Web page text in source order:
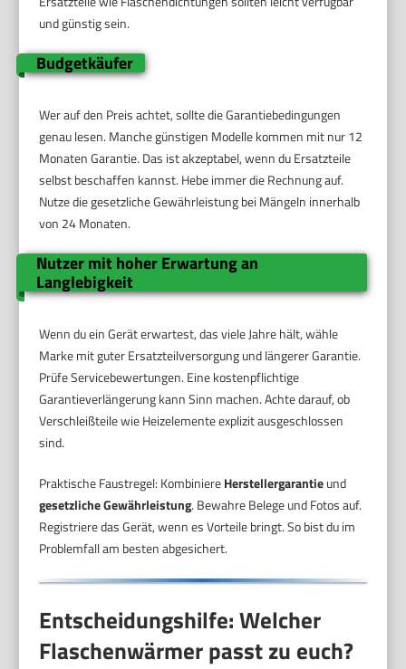
und günstig sein.
Budgetkäufer
Wer auf den Preis achtet, sollte die Garantiebedingungen
genau lesen. Manche günstigen Modelle kommen mit nur 12
Monaten Garantie. Das ist akzeptabel, wenn du Ersatzteile
selbst beschaffen kannst. Hebe immer die Rechnung auf.
Nutze die gesetzliche Gewährleistung bei Mängeln innerhalb
von 24 Monaten.
Nutzer mit hoher Erwartung an
Langlebigkeit
Wenn du ein Gerät erwartest, das viele Jahre hält, wähle
Marke mit guter Ersatzteilversorgung und längerer Garantie.
Prüfe Servicebewertungen. Eine kostenpflichtige
Garantieverlängerung kann Sinn machen. Achte darauf, ob
Verschleißteile wie Heizelemente explizit ausgeschlossen
sind.
Praktische Faustregel: KombiniereHerstellergarantieund
gesetzliche Gewährleistung. Bewahre Belege und Fotos auf.
Registriere das Gerät, wenn es Vorteile bringt. So bist du im
Problemfall am besten abgesichert.
Entscheidungshilfe: Welcher
Flaschenwärmer passt zu euch?